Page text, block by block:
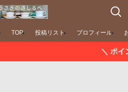
TOP 投稿リスト プロフィール
＼ ポイント最大11倍